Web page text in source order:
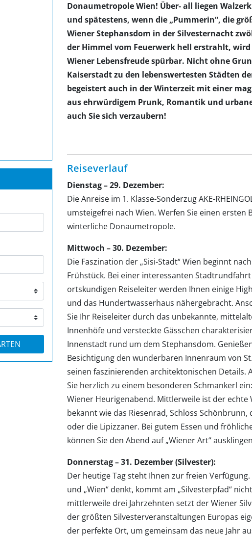
Donaumetropole Wien! Über- all liegen
und spätestens, wenn die „Pummerin“, die
Wiener Stephansdom in der Silvesternacht
der Himmel vom Feuerwerk hell erstrahlt,
Wiener Lebensfreude spürbar. Nicht ohne
Kaiserstadt zu den lebenswertesten Städten
begeistert auch in der Winterzeit mit einer
aus ehrwürdigem Prunk, Romantik und
auch Sie sich verzaubern!
Reiseverlauf
Dienstag – 29. Dezember:
Die Anreise im 1. Klasse-Sonderzug AKE-
umsteigefrei nach Wien. Werfen Sie einen ersten
winterliche Donaumetropole.
Mittwoch – 30. Dezember:
Die Faszination der „Sisi-Stadt“ Wien beginnt
Frühstück. Bei einer interessanten
ortskundigen Reiseleiter werden Ihnen einige
und das Hundertwasserhaus nähergebracht.
Sie Ihr Reiseleiter durch das unbekannte,
Innenhöfe und versteckte Gässchen
Innenstadt rund um dem Stephansdom.
Besichtigung den wunderbaren Innenraum von
seinen faszinierenden architektonischen Details.
Sie herzlich zu einem besonderen Schmankerl
Wiener Heurigenabend. Mittlerweile ist der echte
bekannt wie das Riesenrad, Schloss Schönbrunn,
oder die Lipizzaner. Bei gutem Essen und
können Sie den Abend auf „Wiener Art“
Donnerstag – 31. Dezember (Silvester):
Der heutige Tag steht Ihnen zur freien Verfügung.
und „Wien“ denkt, kommt am „Silvesterpfad“
mittlerweile drei Jahrzehnten setzt der Wiener
der größten Silvesterveranstaltungen Europas
der perfekte Ort, um gemeinsam das neue Jahr